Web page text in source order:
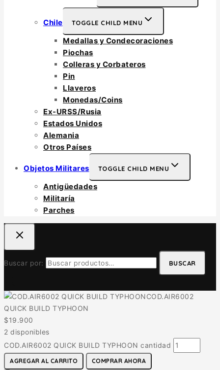
Chile TOGGLE CHILD MENU
Medallas y Condecoraciones
Piochas
Colleras y Corbateros
Pin
Llaveros
Monedas/Coins
Ex-URSS/Rusia
Estados Unidos
Alemania
Otros Países
Objetos Militares TOGGLE CHILD MENU
Antigüedades
Militaría
Parches
Buscar por: BUSCAR
COD.AIR6002
QUICK BUILD TYPHOON
$19.900
2 disponibles
COD.AIR6002 QUICK BUILD TYPHOON cantidad
AGREGAR AL CARRITO COMPRAR AHORA